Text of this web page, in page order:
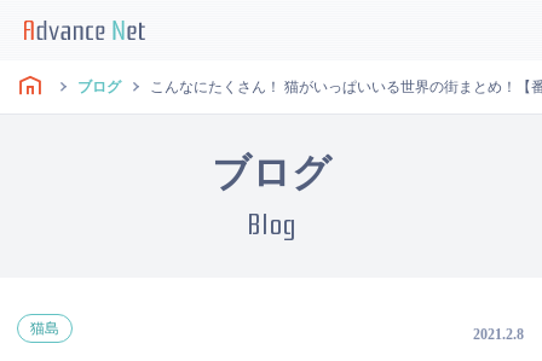
ブログ こんなにたくさん！ 猫がいっぱいいる世界の街まとめ！【
ブログ
Blog
猫島 2021.2.8